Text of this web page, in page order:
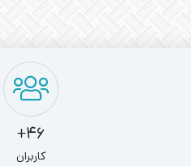
46+
کاربران